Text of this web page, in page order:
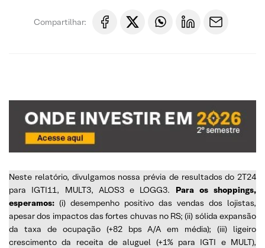
Compartilhar:
Neste relatório, divulgamos nossa prévia de resultados do 2T24
para IGTI11, MULT3, ALOS3 e LOGG3. Para os shoppings,
esperamos: (i) desempenho positivo das vendas dos lojistas,
apesar dos impactos das fortes chuvas no RS; (ii) sólida expansão
da taxa de ocupação (+82 bps A/A em média); (iii) ligeiro
crescimento da receita de aluguel (+1% para IGTI e MULT),